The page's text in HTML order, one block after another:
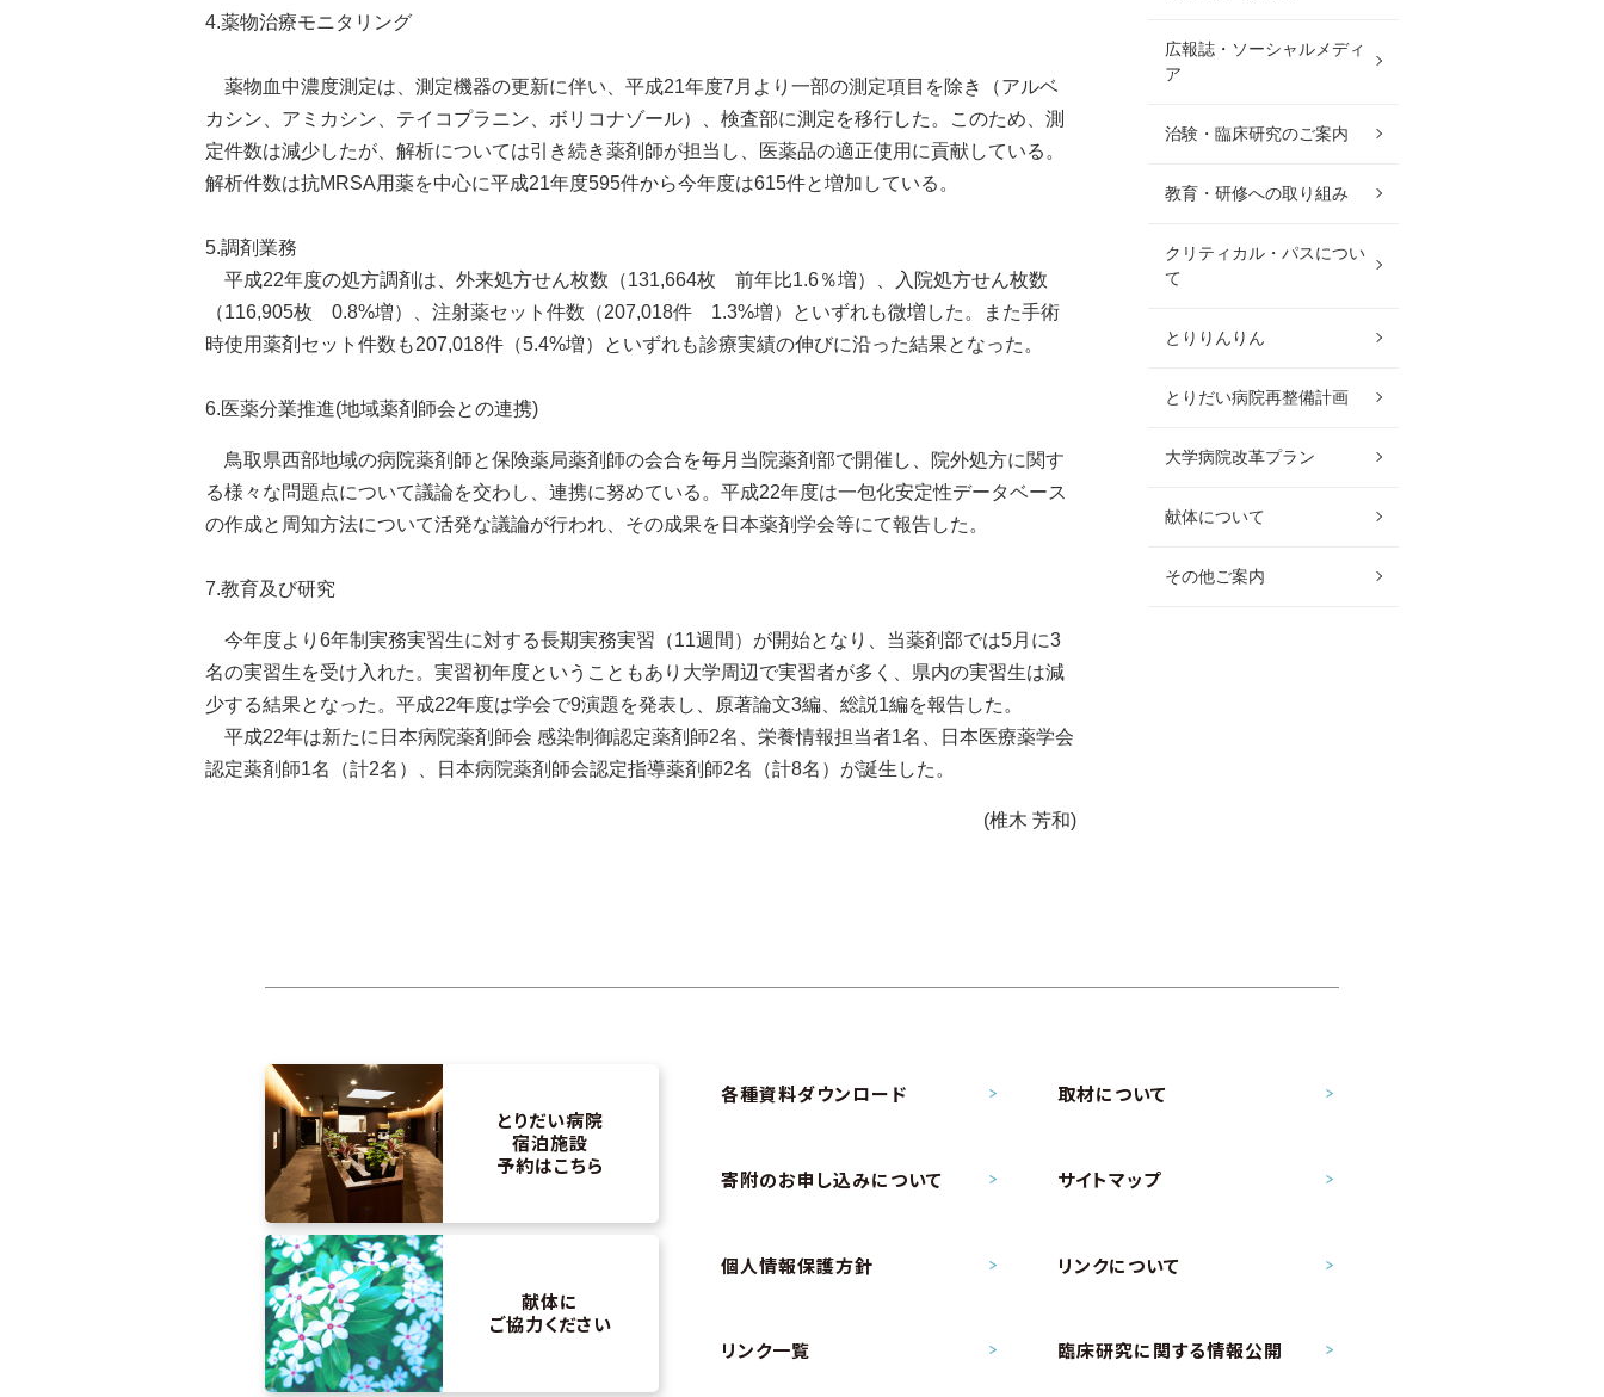
4.薬物治療モニタリング
薬物血中濃度測定は、測定機器の更新に伴い、平成21年度7月より一部の測定項目を除き（アルベ
カシン、アミカシン、テイコプラニン、ボリコナゾール）、検査部に測定を移行した。このため、測
定件数は減少したが、解析については引き続き薬剤師が担当し、医薬品の適正使用に貢献している。
解析件数は抗MRSA用薬を中心に平成21年度595件から今年度は615件と増加している。
5.調剤業務
平成22年度の処方調剤は、外来処方せん枚数（131,664枚 前年比1.6％増）、入院処方せん枚数
（116,905枚 0.8%増）、注射薬セット件数（207,018件 1.3%増）といずれも微増した。また手術
時使用薬剤セット件数も207,018件（5.4%増）といずれも診療実績の伸びに沿った結果となった。
6.医薬分業推進(地域薬剤師会との連携)
鳥取県西部地域の病院薬剤師と保険薬局薬剤師の会合を毎月当院薬剤部で開催し、院外処方に関す
る様々な問題点について議論を交わし、連携に努めている。平成22年度は一包化安定性データベース
の作成と周知方法について活発な議論が行われ、その成果を日本薬剤学会等にて報告した。
7.教育及び研究
今年度より6年制実務実習生に対する長期実務実習（11週間）が開始となり、当薬剤部では5月に3
名の実習生を受け入れた。実習初年度ということもあり大学周辺で実習者が多く、県内の実習生は減
少する結果となった。平成22年度は学会で9演題を発表し、原著論文3編、総説1編を報告した。
平成22年は新たに日本病院薬剤師会 感染制御認定薬剤師2名、栄養情報担当者1名、日本医療薬学会
認定薬剤師1名（計2名）、日本病院薬剤師会認定指導薬剤師2名（計8名）が誕生した。
(椎木 芳和)
広報誌・ソーシャルメディ
ア
治験・臨床研究のご案内
教育・研修への取り組み
クリティカル・パスについ
て
とりりんりん
とりだい病院再整備計画
大学病院改革プラン
献体について
その他ご案内
とりだい病院
宿泊施設
予約はこちら
献体に
ご協力ください
各種資料ダウンロード 取材について
寄附のお申し込みについて サイトマップ
個人情報保護方針 リンクについて
リンク一覧 臨床研究に関する情報公開